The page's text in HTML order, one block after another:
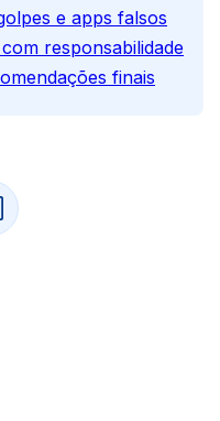
e apps falsos
responsabilidade
finais